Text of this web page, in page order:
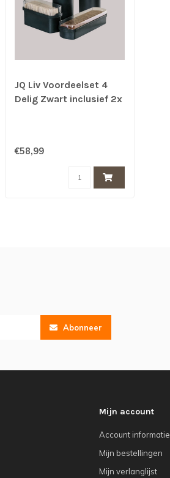
JQ Liv Voordeelset 4
Delig Zwart inclusief 2x
bewaardoos en Cracker
bewaardoos - 100%
€58,99
Abonneer
Mijn account
Account informatie
Mijn bestellingen
Mijn verlanglijst